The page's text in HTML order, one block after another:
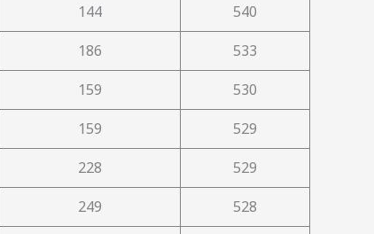
144
540
186
533
159
530
159
529
228
529
249
528